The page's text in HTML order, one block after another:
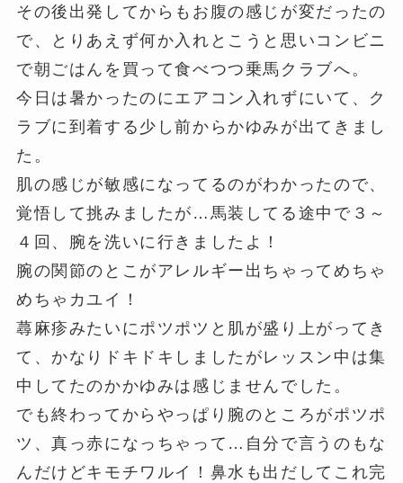
その後出発してからもお腹の感じが変だったの
で、とりあえず何か入れとこうと思いコンビニ
で朝ごはんを買って食べつつ乗馬クラブへ。
今日は暑かったのにエアコン入れずにいて、ク
ラブに到着する少し前からかゆみが出てきまし
た。
肌の感じが敏感になってるのがわかったので、
覚悟して挑みましたが…馬装してる途中で３～
４回、腕を洗いに行きましたよ！
腕の関節のとこがアレルギー出ちゃってめちゃ
めちゃカユイ！
蕁麻疹みたいにポツポツと肌が盛り上がってき
て、かなりドキドキしましたがレッスン中は集
中してたのかかゆみは感じませんでした。
でも終わってからやっぱり腕のところがポツポ
ツ、真っ赤になっちゃって…自分で言うのもな
んだけどキモチワルイ！鼻水も出だしてこれ完